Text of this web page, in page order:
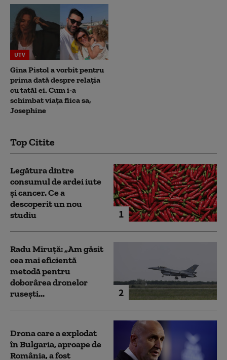
UTV
Gina Pistol a vorbit pentru
prima dată despre relația
cu tatăl ei. Cum i-a
schimbat viața fiica sa,
Josephine
Top Citite
1
Legătura dintre
consumul de ardei iute
și cancer. Ce a
descoperit un nou
studiu
2
Radu Miruță: „Am găsit
cea mai eficientă
metodă pentru
doborârea dronelor
rusești...
Drona care a explodat
în Bulgaria, aproape de
România, a fost